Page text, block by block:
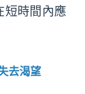
短時間內應
去渴望